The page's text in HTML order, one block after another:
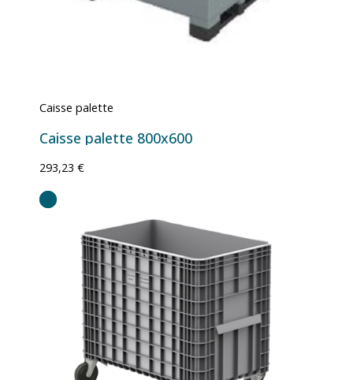
Caisse palette
Caisse palette 800x600
293,23 €